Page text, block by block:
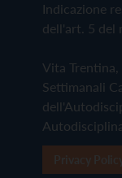
Indicazione
dell'art. 5 del
Vita
Settimanali